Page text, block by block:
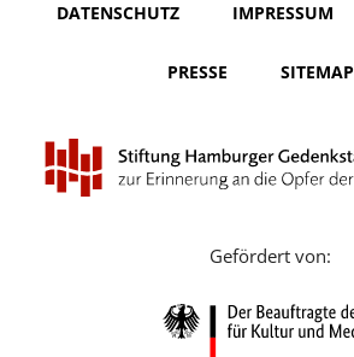
Nederlands
Português
Русский
DATENSCHUTZ IMPRESSUM
PRESSE SITEMAP
Gefördert von: